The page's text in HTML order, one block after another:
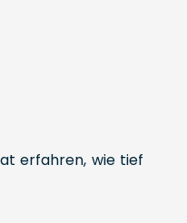
erfahren, wie tief